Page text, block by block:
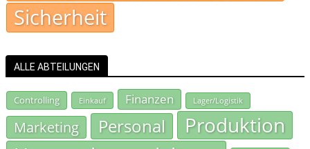
Sicherheit
ALLE ABTEILUNGEN
Controlling Einkauf Finanzen Lager/Logistik
Marketing Personal Produktion